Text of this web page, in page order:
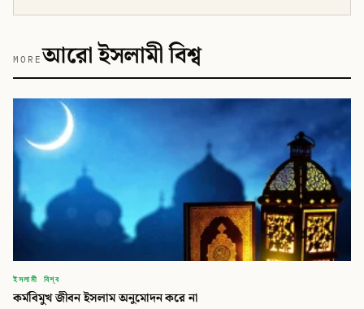
MOREআরো ইসলামী বিশ্ব
ইসলামী বিশ্ব
কর্মবিমুখ জীবন ইসলাম অনুমোদন করে না